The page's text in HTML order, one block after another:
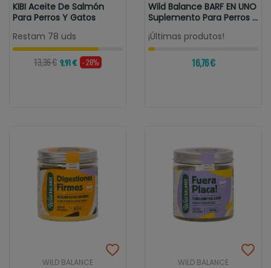
KIBI Aceite De Salmón
Para Perros Y Gatos
Restam 78 uds
13,36 € 9,91 € - 26%
Wild Balance BARF EN UNO
Suplemento Para Perros Y
Gatos
¡Últimas produtos!
16,76 €
WILD BALANCE WILD BALANCE